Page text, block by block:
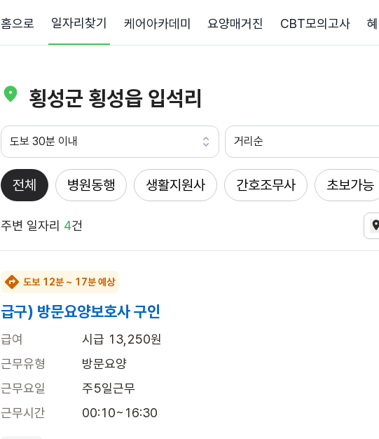
홈으로 일자리찾기 케어아카데미 요양매거진 CBT모의고사
횡성군 횡성읍 입석리
도보 30분 이내 거리순
전체 병원동행 생활지원사 간호조무사 초보가능
주변 일자리 4건
도보 12분 ~ 17분 예상
급구) 방문요양보호사 구인
급여
시급 13,250원
근무유형
방문요양
근무요일
주5일근무
근무시간
00:10~16:30